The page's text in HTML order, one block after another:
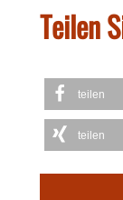
Teilen
teilen
teilen